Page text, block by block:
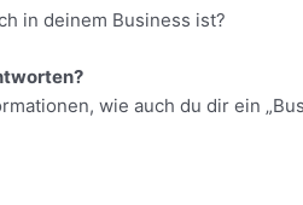
in deinem Business ist?
wie auch du dir ein